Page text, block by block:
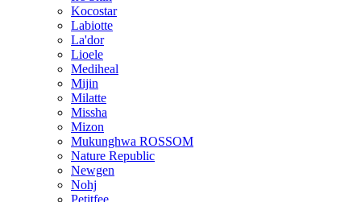
Kocostar
Labiotte
La'dor
Lioele
Mediheal
Mijin
Milatte
Missha
Mizon
Mukunghwa ROSSOM
Nature Republic
Newgen
Nohj
Petitfee